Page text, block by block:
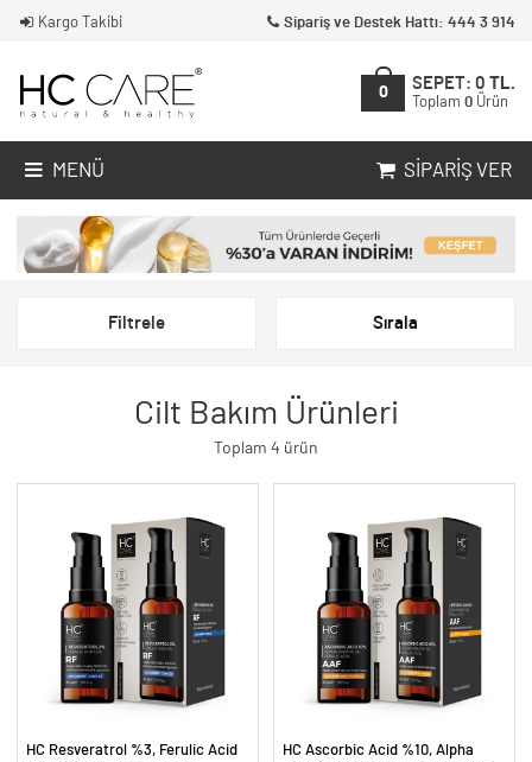
Kargo Takibi Sipariş ve Destek Hattı: 444 3 914
0
SEPET: 0 TL.
Toplam 0 Ürün
MENÜ SIPARIŞ VER
Filtrele Sırala
Cilt Bakım Ürünleri
Toplam 4 ürün
HC Resveratrol %3, Ferulic Acid
HC Ascorbic Acid %10, Alpha